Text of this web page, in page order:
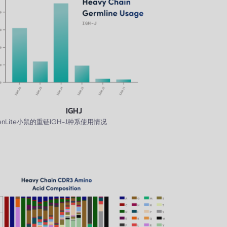
IGHJ
小鼠的重链IGH-J种系使用情况